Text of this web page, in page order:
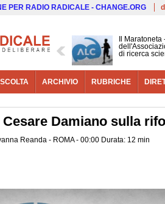
PER RADIO RADICALE - CHANGE.ORG
Il
di ricerca
ARCHIVIO RUBRICHE
Damiano sulla
Reanda - ROMA - 00:00 Durata: 12 min